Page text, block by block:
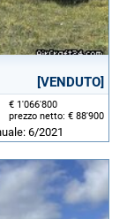
[VENDUTO]
€ 1'066'800
prezzo netto: € 88'900
6/2021